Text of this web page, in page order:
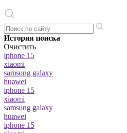
История поиска
Очистить
iphone 15
xiaomi
samsung galaxy
huawei
iphone 15
xiaomi
samsung galaxy
huawei
iphone 15